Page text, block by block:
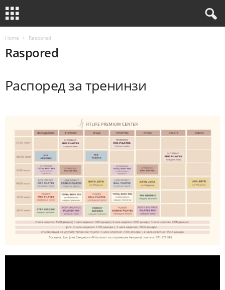
Home Raspored
Raspored
Распоред за тренинзи